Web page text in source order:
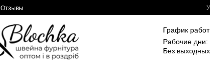
Отзывы
График
Рабочие
Без выходных